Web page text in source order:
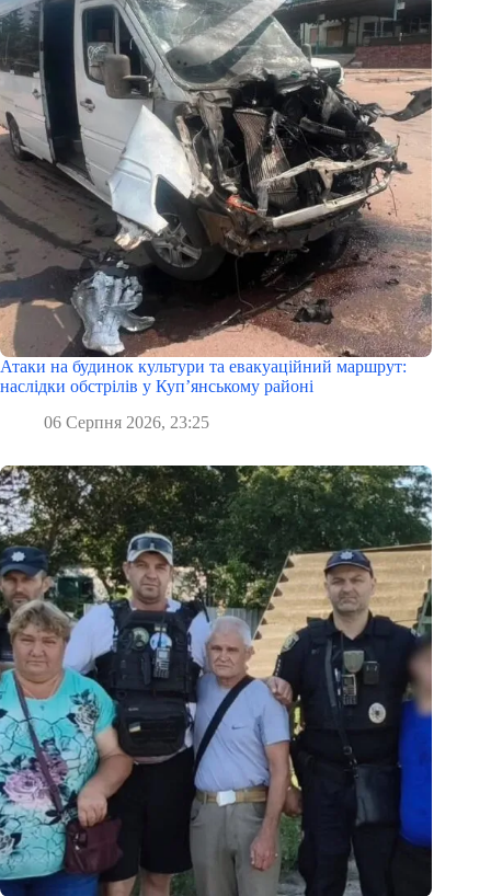
Атаки на будинок культури та евакуаційний маршрут:
наслідки обстрілів у Куп’янському районі
06 Серпня 2026, 23:25